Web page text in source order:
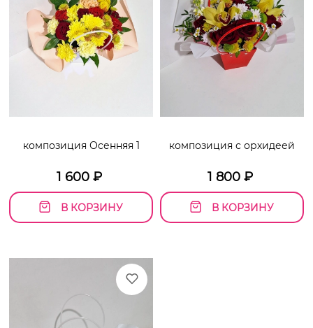
композиция Осенняя 1
1 600 ₽
В КОРЗИНУ
композиция с орхидеей
1 800 ₽
В КОРЗИНУ